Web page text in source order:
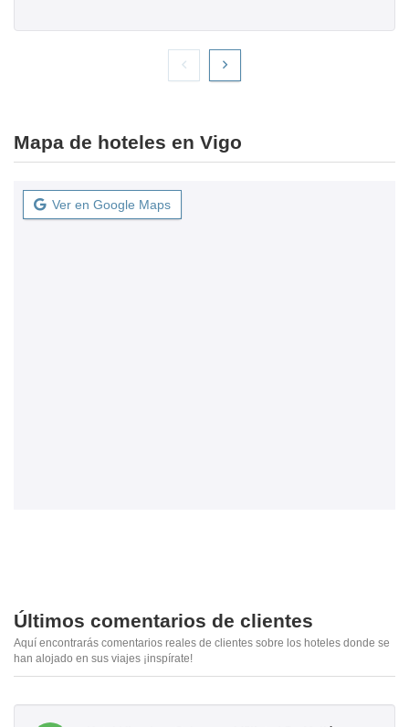
Mapa de hoteles en Vigo
Ver en Google Maps
Últimos comentarios de clientes
Aquí encontrarás comentarios reales de clientes sobre los hoteles donde se
han alojado en sus viajes ¡inspírate!